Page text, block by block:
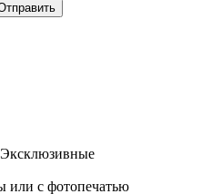
с фотопечатью